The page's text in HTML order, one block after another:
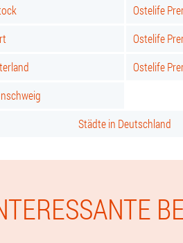
Ostelife
Ostelife
Ostelife
Städte in Deutschland